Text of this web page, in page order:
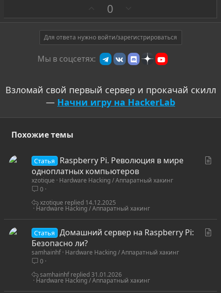
а
0
р
о
т
и
в
Для ответа нужно войти/зарегистрироваться
Мы в соцсетях:
Взломай свой первый сервер и прокачай скилл
— Начни игру на HackerLab
Похожие темы
Статья
Raspberry Pi. Революция в мире
одноплатных компьютеров
xzotique
Hardware Hacking / Аппаратный хакинг
0
Hardware Hacking / Аппаратный хакинг
14.12.2025
xzotique
Статья
Домашний сервер на Raspberry Pi:
Безопасно ли?
samhainhf Hardware Hacking / Аппаратный хакинг
0
Hardware Hacking / Аппаратный хакинг
31.01.2026
samhainhf